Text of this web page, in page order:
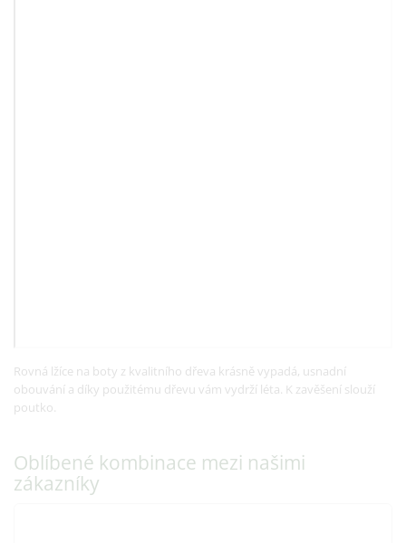
Rovná lžíce na boty z kvalitního dřeva krásně vypadá, usnadní
obouvání a díky použitému dřevu vám vydrží léta. K zavěšení slouží
poutko.
Oblíbené kombinace mezi našimi
zákazníky